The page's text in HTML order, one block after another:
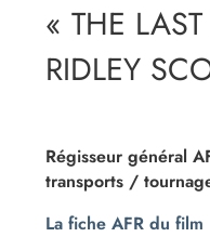
« THE
RIDLEY
Régisseur général
transports /
La fiche AFR du film